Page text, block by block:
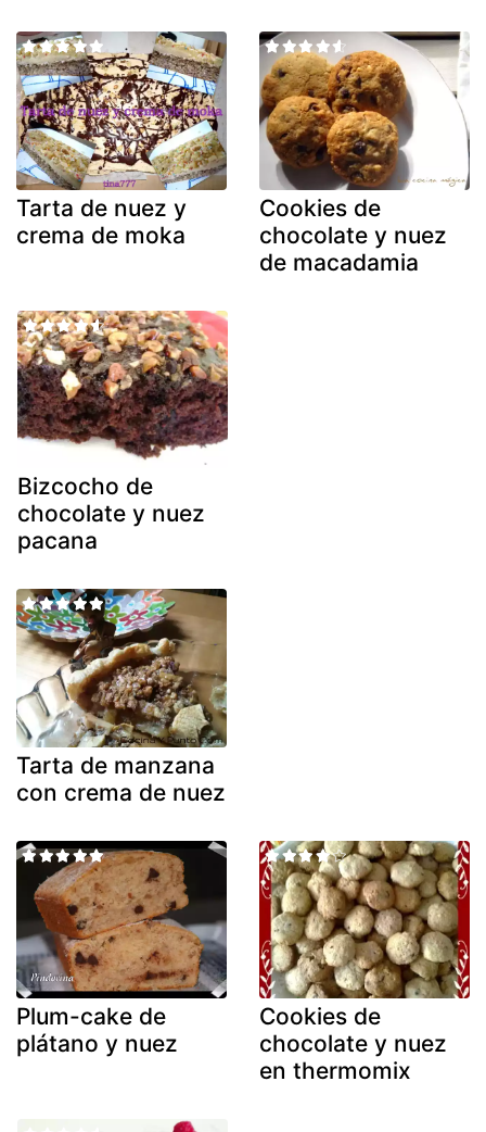
Tarta de nuez y
crema de moka
Cookies de
chocolate y nuez
de macadamia
Bizcocho de
chocolate y nuez
pacana
Tarta de manzana
con crema de nuez
Plum-cake de
plátano y nuez
Cookies de
chocolate y nuez
en thermomix